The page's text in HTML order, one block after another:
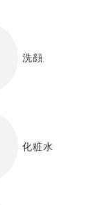
洗顔
化粧水